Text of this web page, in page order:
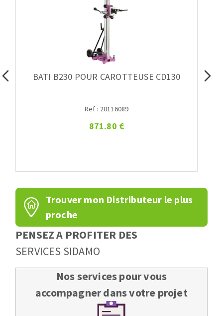
BATI B230 POUR CAROTTEUSE CD130
Ref : 20116089
871.80 €
Trouver mon Distributeur le plus
proche
PENSEZ A PROFITER DES
SERVICES SIDAMO
Nos services pour vous
accompagner dans votre projet